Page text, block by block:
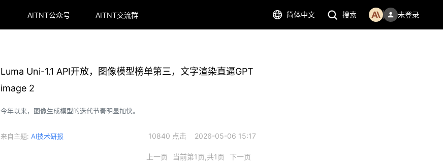
AITNT公众号 AITNT交流群 简体中文 搜索 未登录
Luma Uni-1.1 API开放，图像模型榜单第三，文字渲染直逼GPT
image 2
今年以来，图像生成模型的迭代节奏明显加快。
来自主题: AI技术研报 10840 点击 2026-05-06 15:17
上一页 当前第1页,共1页 下一页